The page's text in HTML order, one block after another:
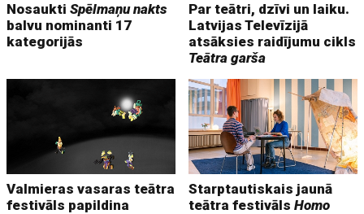
NosauktiSpēlmaņu nakts
balvu nominanti 17
kategorijās
Par teātri, dzīvi un laiku.
Latvijas Televīzijā
atsāksies raidījumu cikls
Teātra garša
Valmieras vasaras teātra
festivāls papildina
Starptautiskais jaunā
teātra festivālsHomo